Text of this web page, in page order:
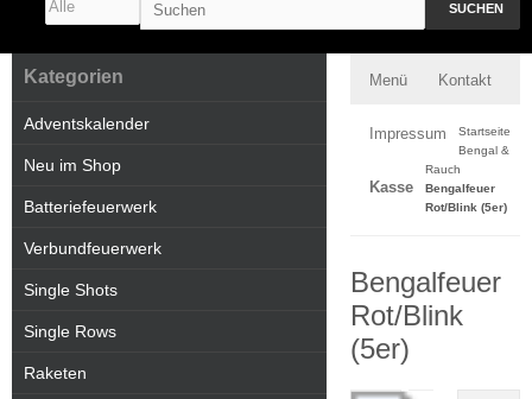
SUCHEN
Menü Kontakt
Impressum
Kasse
Startseite
Bengal &
Rauch
Bengalfeuer
Rot/Blink (5er)
Bengalfeuer
Rot/Blink
(5er)
Kategorien
Adventskalender
Neu im Shop
Batteriefeuerwerk
Verbundfeuerwerk
Single Shots
Single Rows
Raketen